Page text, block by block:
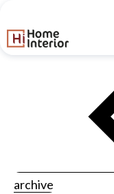
archive